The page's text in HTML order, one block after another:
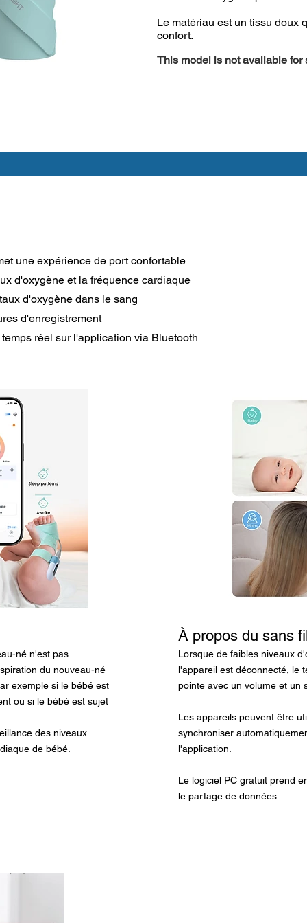
Le matériau est un tissu doux
confort.
This model is not available for
une expérience de port confortable
d'oxygène et la fréquence cardiaque
d'oxygène dans le sang
d'enregistrement
réel sur l'application via Bluetooth
né n'est pas
du nouveau-né
exemple si le bébé est
ou si le bébé est sujet
des niveaux
de bébé.
À propos du sans
Lorsque de faibles niveaux
l'appareil est déconnecté, le
pointe avec un volume et un
Les appareils peuvent être
synchroniser
l'application.
Le logiciel PC gratuit prend
le partage de données